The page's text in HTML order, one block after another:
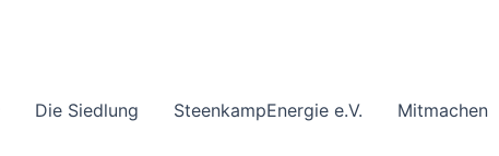
Die Siedlung SteenkampEnergie e.V. Mitmachen